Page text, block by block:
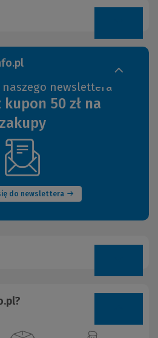
naszego newslettera
50 zł na
zakupy
do newslettera
(Nowe
okno)